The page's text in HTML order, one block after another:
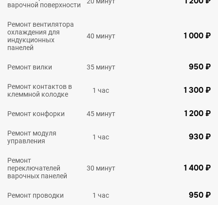
варочной поверхности
Ремонт вентилятора
охлаждения для
индукционных
панелей
40 минут 1 000 ₽
Ремонт вилки 35 минут 950 ₽
Ремонт контактов в
клеммной колодке
1 час 1 300 ₽
Ремонт конфорки 45 минут 1 200 ₽
Ремонт модуля
управления
1 час 930 ₽
Ремонт
переключателей
варочных панелей
30 минут 1 400 ₽
Ремонт проводки 1 час 950 ₽